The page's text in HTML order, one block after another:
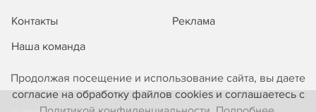
Продолжая посещение и использование сайта, вы даете
согласие на обработку файлов cookies и соглашаетесь с
Контакты
Реклама
Наша команда